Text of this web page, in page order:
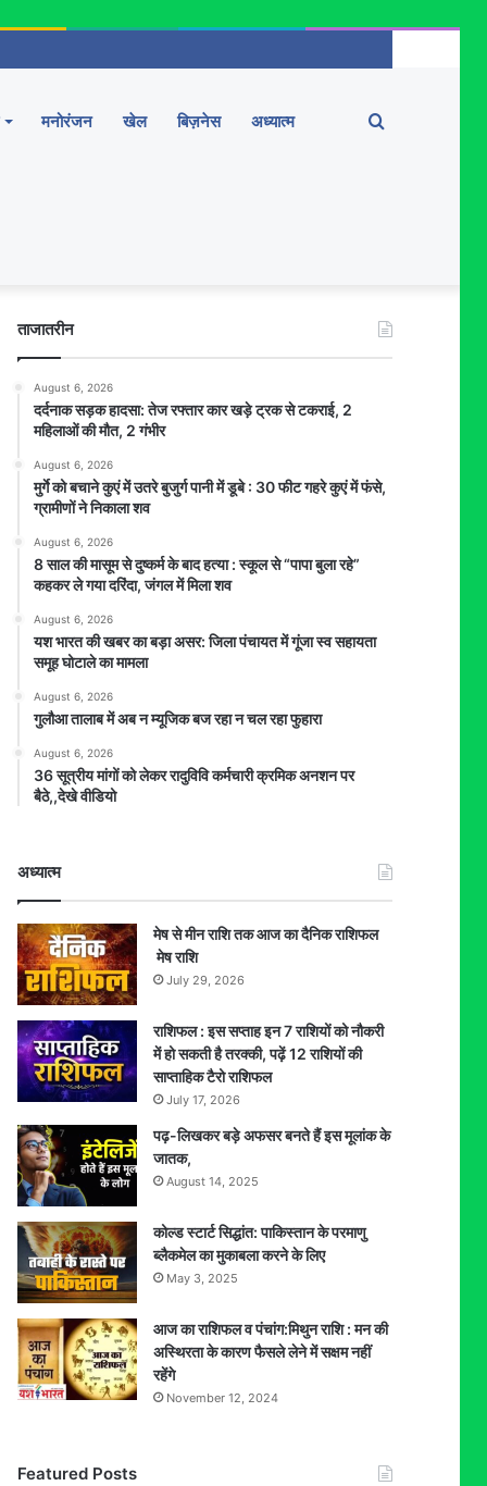
मनोरंजन खेल बिज़नेस अध्यात्म Search
ताजातरीन
August 6, 2026
दर्दनाक सड़क हादसा: तेज रफ्तार कार खड़े ट्रक से टकराई, 2
महिलाओं की मौत, 2 गंभीर
August 6, 2026
मुर्गे को बचाने कुएं में उतरे बुजुर्ग पानी में डूबे : 30 फीट गहरे कुएं में फंसे,
ग्रामीणों ने निकाला शव
August 6, 2026
8 साल की मासूम से दुष्कर्म के बाद हत्या : स्कूल से “पापा बुला रहे”
कहकर ले गया दरिंदा, जंगल में मिला शव
August 6, 2026
यश भारत की खबर का बड़ा असर: जिला पंचायत में गूंजा स्व सहायता
समूह घोटाले का मामला
August 6, 2026
गुलौआ तालाब में अब न म्यूजिक बज रहा न चल रहा फुहारा
August 6, 2026
36 सूत्रीय मांगों को लेकर रादुविवि कर्मचारी क्रमिक अनशन पर
बैठे,,देखे वीडियो
अध्यात्म
मेष से मीन राशि तक आज का दैनिक राशिफल
मेष राशि
July 29, 2026
राशिफल : इस सप्ताह इन 7 राशियों को नौकरी
में हो सकती है तरक्की, पढ़ें 12 राशियों की
साप्ताहिक टैरो राशिफल
July 17, 2026
पढ़-लिखकर बड़े अफसर बनते हैं इस मूलांक के
जातक,
August 14, 2025
कोल्ड स्टार्ट सिद्धांत: पाकिस्तान के परमाणु
ब्लैकमेल का मुकाबला करने के लिए
May 3, 2025
आज का राशिफल व पंचांग:मिथुन राशि : मन की
अस्थिरता के कारण फैसले लेने में सक्षम नहीं
रहेंगे
November 12, 2024
Featured Posts